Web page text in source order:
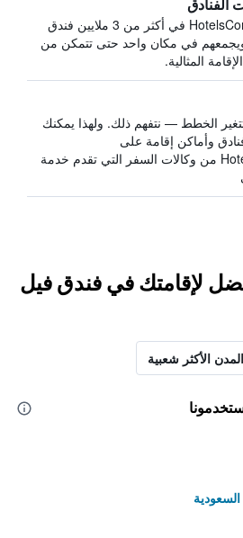
يبحث HotelsCombined في أكثر من 3 ملايين فندق
في مكان واحد حتى تتمكن من
المثالية.
الخطط — نتفهم ذلك. ولهذا يمكنك
وأماكن إقامة على
HotelsCombined من وكالات السفر التي تقدم خدمة
لإقامتك في فندق فيل
المدن الأكثر شعبية